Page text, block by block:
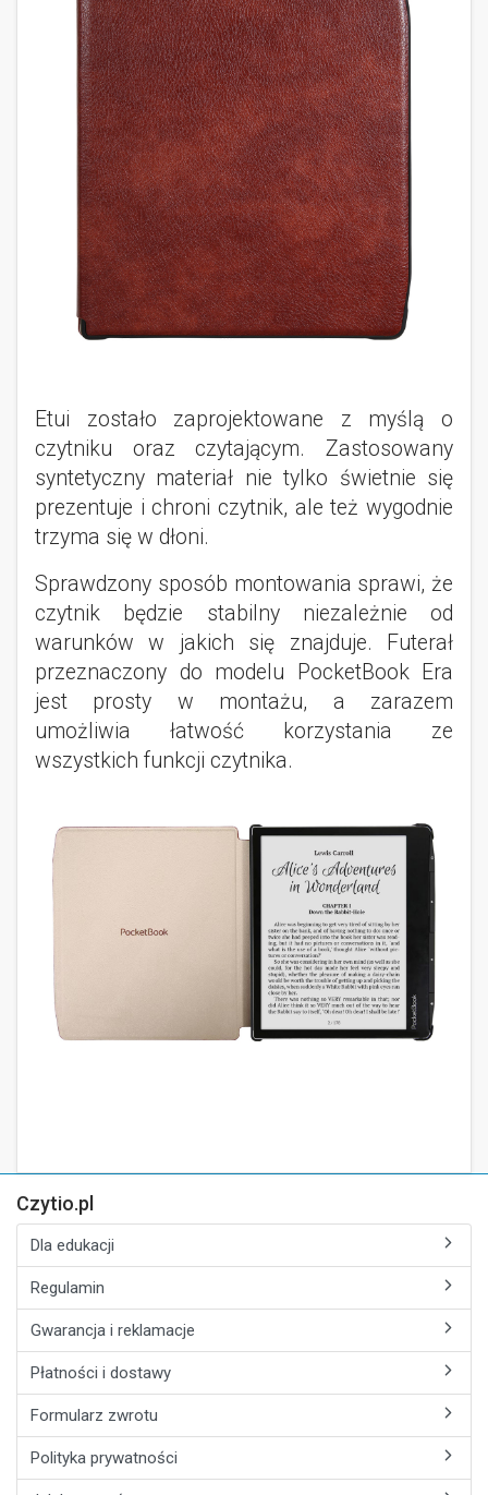
Etui zostało zaprojektowane z myślą o
czytniku oraz czytającym. Zastosowany
syntetyczny materiał nie tylko świetnie się
prezentuje i chroni czytnik, ale też wygodnie
trzyma się w dłoni.
Sprawdzony sposób montowania sprawi, że
czytnik będzie stabilny niezależnie od
warunków w jakich się znajduje. Futerał
przeznaczony do modelu PocketBook Era
jest prosty w montażu, a zarazem
umożliwia łatwość korzystania ze
wszystkich funkcji czytnika.
Czytio.pl
Dla edukacji
Regulamin
Gwarancja i reklamacje
Płatności i dostawy
Formularz zwrotu
Polityka prywatności